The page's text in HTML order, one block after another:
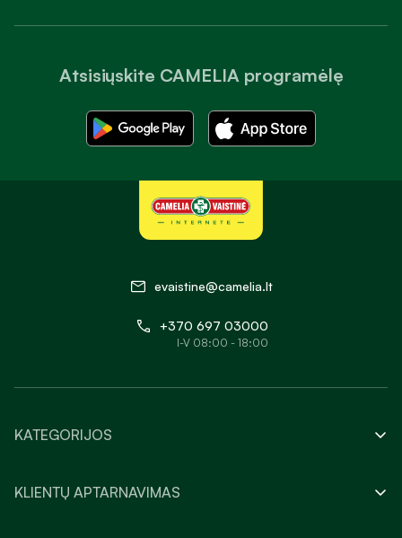
Atsisiųskite CAMELIA programėlę
evaistine@camelia.lt
+370 697 03000
I-V 08:00 - 18:00
KATEGORIJOS
KLIENTŲ APTARNAVIMAS